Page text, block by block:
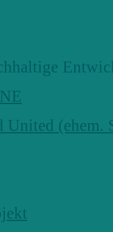
United (ehem.